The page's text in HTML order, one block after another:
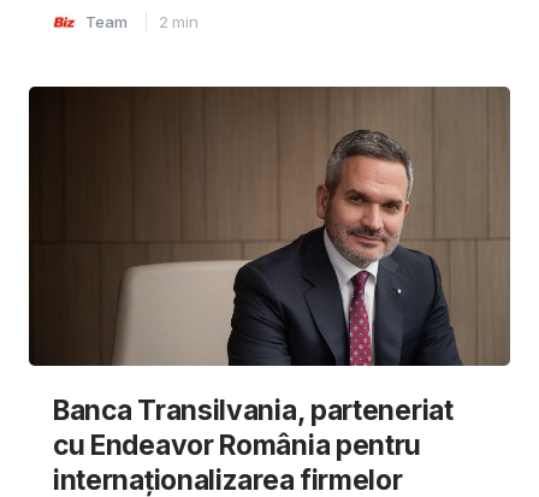
Team 2 min
Banca Transilvania, parteneriat
cu Endeavor România pentru
internaționalizarea firmelor